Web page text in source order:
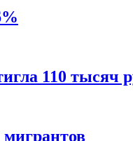
110 тысяч